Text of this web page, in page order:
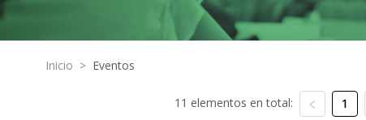
Inicio > Eventos
11 elementos en total: 1